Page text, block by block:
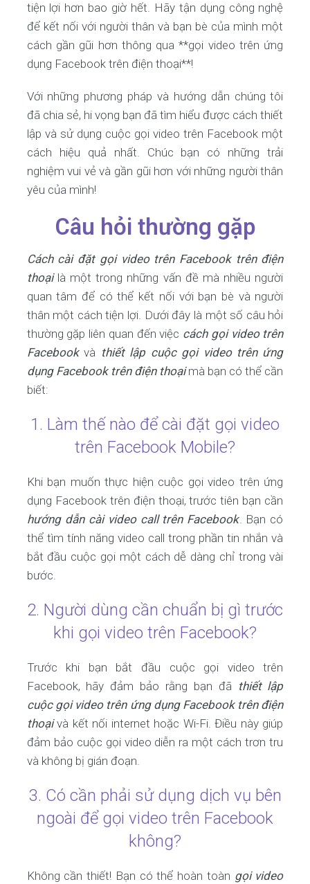
tiện lợi hơn bao giờ hết. Hãy tận dụng công nghệ
để kết nối với người thân và bạn bè của mình một
cách gần gũi hơn thông qua **gọi video trên ứng
dụng Facebook trên điện thoại**!
Với những phương pháp và hướng dẫn chúng tôi
đã chia sẻ, hi vọng bạn đã tìm hiểu được cách thiết
lập và sử dụng cuộc gọi video trên Facebook một
cách hiệu quả nhất. Chúc bạn có những trải
nghiệm vui vẻ và gần gũi hơn với những người thân
yêu của mình!
Câu hỏi thường gặp
Cách cài đặt gọi video trên Facebook trên điện
thoạilà một trong những vấn đề mà nhiều người
quan tâm để có thể kết nối với bạn bè và người
thân một cách tiện lợi. Dưới đây là một số câu hỏi
thường gặp liên quan đến việc cách gọi video trên
Facebookvà thiết lập cuộc gọi video trên ứng
dụng Facebook trên điện thoạimà bạn có thể cần
biết:
1. Làm thế nào để cài đặt gọi video
trên Facebook Mobile?
Khi bạn muốn thực hiện cuộc gọi video trên ứng
dụng Facebook trên điện thoại, trước tiên bạn cần
hướng dẫn cài video call trên Facebook. Bạn có
thể tìm tính năng video call trong phần tin nhắn và
bắt đầu cuộc gọi một cách dễ dàng chỉ trong vài
bước.
2. Người dùng cần chuẩn bị gì trước
khi gọi video trên Facebook?
Trước khi bạn bắt đầu cuộc gọi video trên
Facebook, hãy đảm bảo rằng bạn đã thiết lập
cuộc gọi video trên ứng dụng Facebook trên điện
thoạivà kết nối internet hoặc Wi-Fi. Điều này giúp
đảm bảo cuộc gọi video diễn ra một cách trơn tru
và không bị gián đoạn.
3. Có cần phải sử dụng dịch vụ bên
ngoài để gọi video trên Facebook
không?
Không cần thiết! Bạn có thể hoàn toàn gọi video